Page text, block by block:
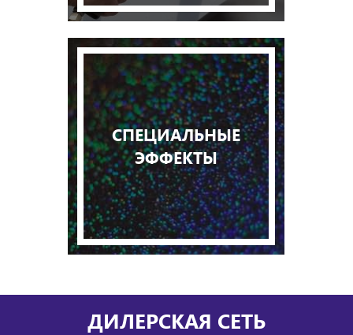
СПЕЦИАЛЬНЫЕ
ЭФФЕКТЫ
ДИЛЕРСКАЯ СЕТЬ